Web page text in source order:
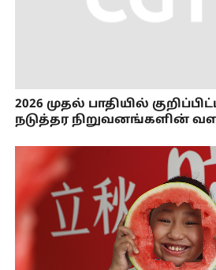
2026 முதல் பாதியில்
நடுத்தர நிறுவனங்களின்